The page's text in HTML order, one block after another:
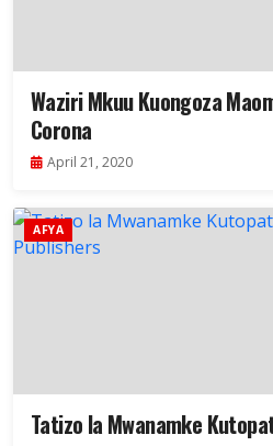
Waziri Mkuu Kuongoza
Corona
April 21, 2020
AFYA
Tatizo la Mwanamke